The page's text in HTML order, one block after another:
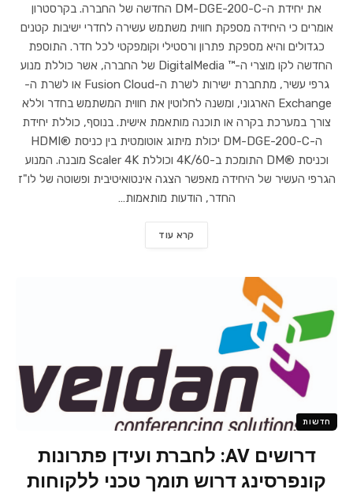
את יחידת ה-DM-DGE-200-C החדשה של החברה. בקרסטרון
אומרים כי היחידה מספקת חווית משתמש עשירה לחדרי ישיבות קטנים
כגדולים והיא מספקת פתרון ורסטילי וקומפקטי לכל חדר. התוספת
החדשה לקו מוצרי ה-™ DigitalMedia של החברה, אשר כוללת מנוע
גרפי עשיר, מתחברת ישירות לשרת ה-Fusion Cloud או לשרת ה-
Exchange הארגוני, ומשנה לחלוטין את חווית המשתמש בחדר וללא
צורך במערכת בקרה או תוכנה מותאמת אישית. בנוסף, כוללת יחידת
ה-DM-DGE-200-C יכולת מיתוג אוטומטית בין כניסת ®HDMI
וכניסת ®DM התומכת ב-4K/60 וכוללת Scaler 4K מובנה. המנוע
הגרפי העשיר של היחידה מאפשר הצגה אינטואיטיבית ופשוטה של לו"ז
החדר, הודעות מותאמות…
קרא עוד
חדשות
דרושים AV: לחברת ועידן פתרונות
קונפרסינג דרוש תומך טכני ללקוחות